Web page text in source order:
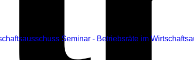
Seminar - Betriebsräte im